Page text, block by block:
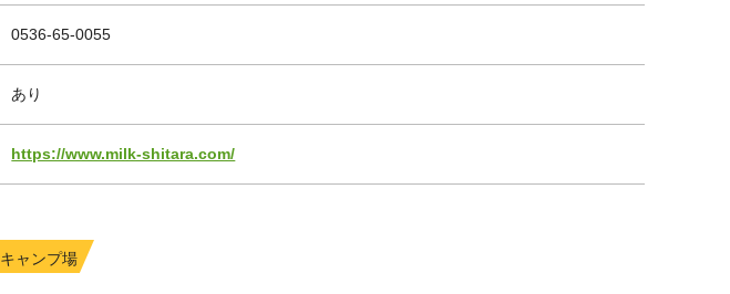
0536-65-0055
あり
https://www.milk-shitara.com/
キャンプ場